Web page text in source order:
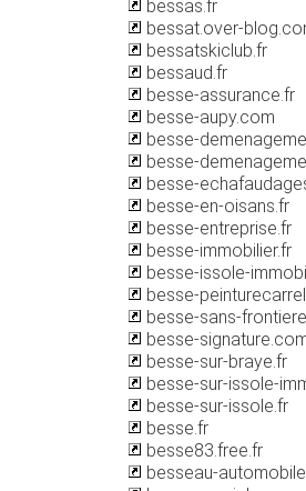
bessas.fr
bessat.over-
bessatskiclub.fr
bessaud.fr
besse-assurance.fr
besse-aupy.com
besse-
besse-
besse-
besse-en-oisans.fr
besse-entreprise.fr
besse-immobilier.fr
besse-issole-
besse-
besse-sans-
besse-
besse-sur-braye.fr
besse-sur-issole-
besse-sur-issole.fr
besse.fr
besse83.free.fr
besseau-